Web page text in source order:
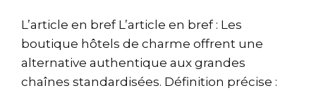
L’article en bref L’article en bref : Les
boutique hôtels de charme offrent une
alternative authentique aux grandes
chaînes standardisées. Définition précise :